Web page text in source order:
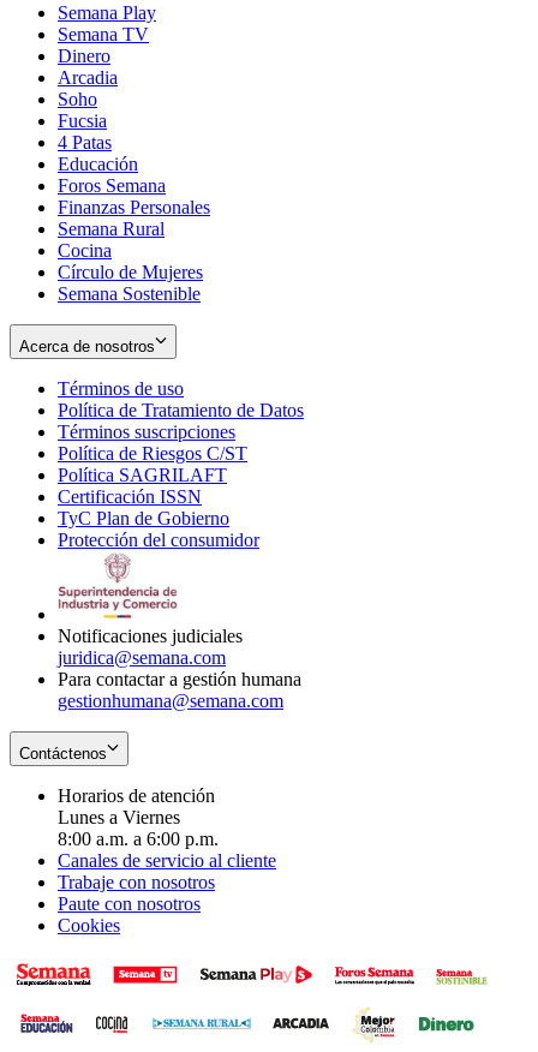
Semana Play
Semana TV
Dinero
Arcadia
Soho
in
new
window
Fucsia
in
new
window
4 Patas
Educación
Foros Semana
Finanzas Personales
Semana Rural
Cocina
Círculo de Mujeres
Semana Sostenible
Acerca de nosotros
Términos de uso
in
new
window
Política de Tratamiento de Datos
Términos suscripciones
in
Política de Riesgos C/ST
Política SAGRILAFT
new
window
Certificación ISSN
in
new
TyC Plan de Gobierno
in
Protección del consumidorOpens
Notificaciones judiciales
juridica@semana.com
Para contactar a gestión humana
gestionhumana@semana.com
Contáctenos
Horarios de atención
Lunes a Viernes
8:00 a.m. a 6:00 p.m.
Canales de servicio al cliente
Trabaje con nosotros
Paute con nosotros
Cookies